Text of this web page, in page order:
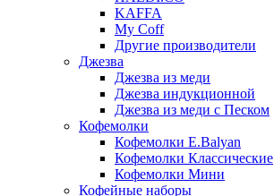
KAFFA
My Coff
Другие производители
Джезва
Джезва из меди
Джезва индукционной
Джезва из меди с Песком
Кофемолки
Кофемолки E.Balyan
Кофемолки Классические
Кофемолки Мини
Кофейные наборы